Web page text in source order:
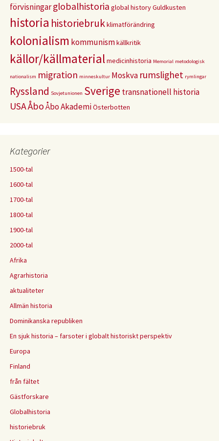
förvisningarglobalhistoria global historyGuldkusten
historia historiebrukklimatförändring
kolonialism kommunismkällkritik
källor/källmaterialmedicinhistoria Memorial metodologisk
nationalism migration minneskultur Moskva rumslighet rymlingar
Ryssland Sovjetunionen Sverige transnationell historia
USAÅboÅbo AkademiÖsterbotten
Kategorier
1500-tal
1600-tal
1700-tal
1800-tal
1900-tal
2000-tal
Afrika
Agrarhistoria
aktualiteter
Allmän historia
Dominikanska republiken
En sjuk historia – farsoter i globalt historiskt perspektiv
Europa
Finland
från fältet
Gästforskare
Globalhistoria
historiebruk